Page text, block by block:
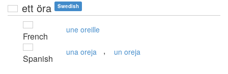
ett öra Swedish
French
une oreille
Spanish
una oreja , un oreja